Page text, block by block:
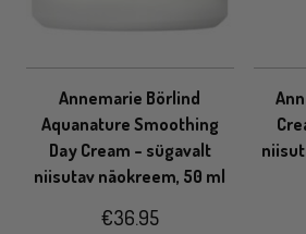
Annemarie Börlind
Aquanature Smoothing
Day Cream – sügavalt
niisutav näokreem, 50 ml
€36.95